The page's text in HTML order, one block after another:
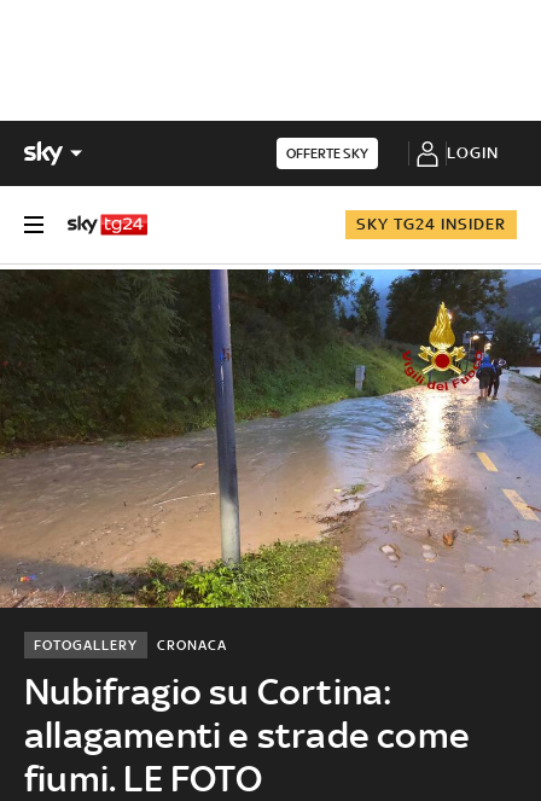
OFFERTE SKY LOGIN
SKY TG24 INSIDER
Nubifragio su Cortina:
allagamenti e strade come
fiumi. LE FOTO
CRONACA
FOTOGALLERY